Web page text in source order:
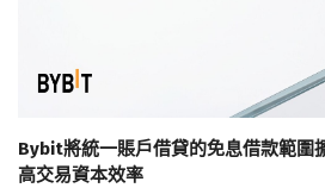
Bybit將統一賬戶借貸的免息借款範圍
高交易資本效率